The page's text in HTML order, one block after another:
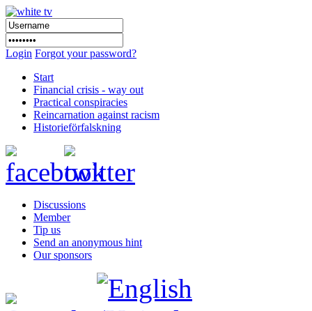
Login Forgot your password?
Start
Financial crisis - way out
Practical conspiracies
Reincarnation against racism
Historieförfalskning
Discussions
Member
Tip us
Send an anonymous hint
Our sponsors